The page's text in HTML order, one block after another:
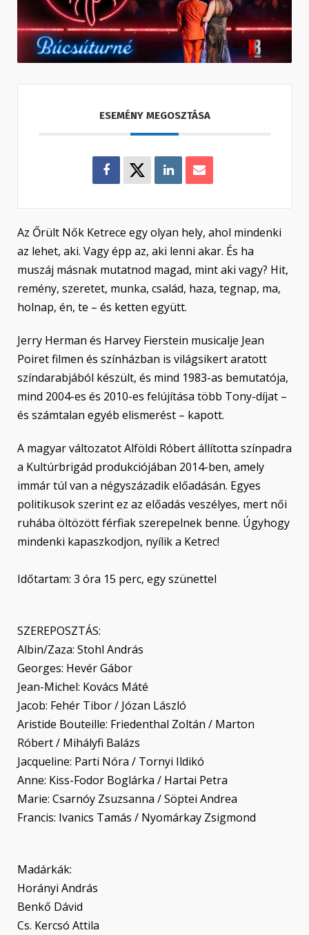
Az Őrült Nők Ketrece egy olyan hely, ahol mindenki
az lehet, aki. Vagy épp az, aki lenni akar. És ha
muszáj másnak mutatnod magad, mint aki vagy? Hit,
remény, szeretet, munka, család, haza, tegnap, ma,
holnap, én, te – és ketten együtt.
Jerry Herman és Harvey Fierstein musicalje Jean
Poiret filmen és színházban is világsikert aratott
színdarabjából készült, és mind 1983-as bemutatója,
mind 2004-es és 2010-es felújítása több Tony-díjat –
és számtalan egyéb elismerést – kapott.
A magyar változatot Alföldi Róbert állította színpadra
a Kultúrbrigád produkciójában 2014-ben, amely
immár túl van a négyszázadik előadásán. Egyes
politikusok szerint ez az előadás veszélyes, mert női
ruhába öltözött férfiak szerepelnek benne. Úgyhogy
mindenki kapaszkodjon, nyílik a Ketrec!
Időtartam: 3 óra 15 perc, egy szünettel
SZEREPOSZTÁS:
Albin/Zaza: Stohl András
Georges: Hevér Gábor
Jean-Michel: Kovács Máté
Jacob: Fehér Tibor / Józan László
Aristide Bouteille: Friedenthal Zoltán / Marton
Róbert / Mihályfi Balázs
Jacqueline: Parti Nóra / Tornyi Ildikó
Anne: Kiss-Fodor Boglárka / Hartai Petra
Marie: Csarnóy Zsuzsanna / Söptei Andrea
Francis: Ivanics Tamás / Nyomárkay Zsigmond
Madárkák:
Horányi András
Benkő Dávid
Cs. Kercsó Attila
ESEMÉNY MEGOSZTÁSA